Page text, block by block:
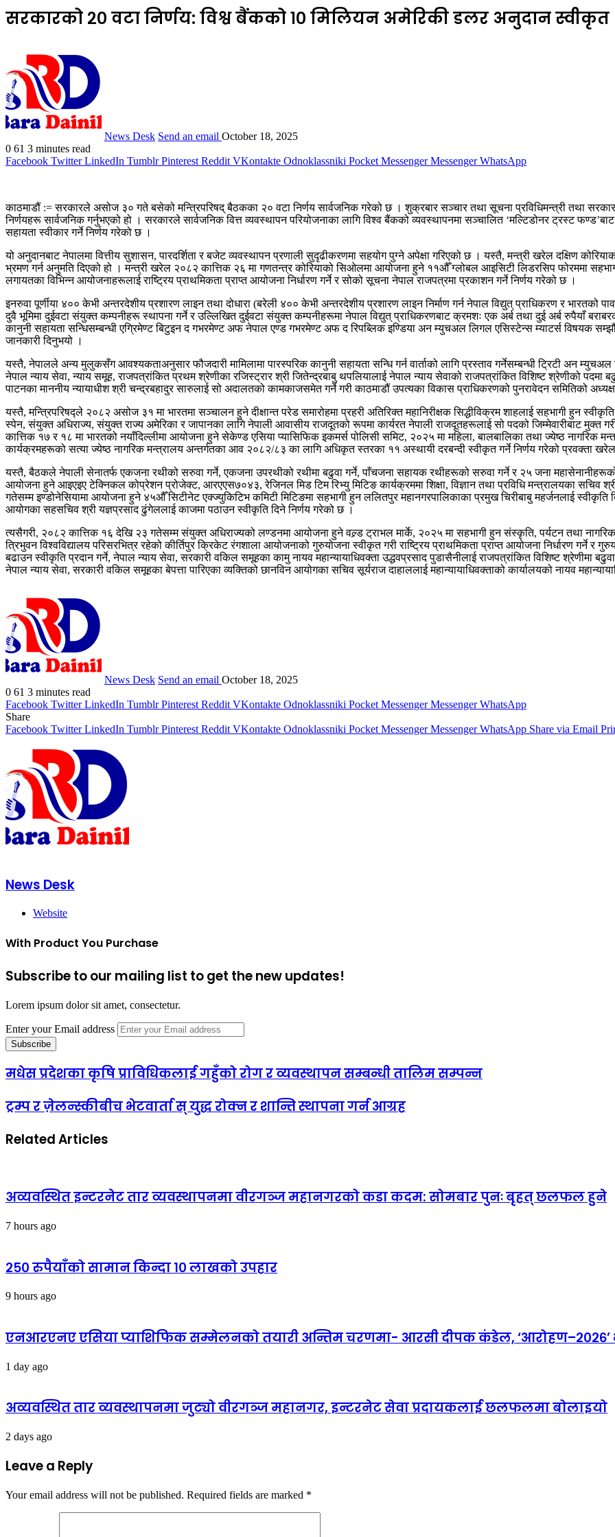
सरकारको २० वटा निर्णय: विश्व बैंकको १० मिलियन अमेरिकी डलर अनुदान स्वीकृत
News Desk Send an email October 18, 2025
0 61 3 minutes read
Facebook Twitter LinkedIn Tumblr Pinterest Reddit VKontakte Odnoklassniki Pocket Messenger Messenger WhatsApp
काठमाडौं := सरकारले असोज ३० गते बसेको मन्त्रिपरिषद् बैठकका २० वटा निर्णय सार्वजनिक गरेको छ । शुक्रबार सञ्चार तथा सूचना प्रविधिमन्त्री तथा
निर्णयहरू सार्वजनिक गर्नुभएको हो । सरकारले सार्वजनिक वित्त व्यवस्थापन परियोजनाका लागि विश्व बैंकको व्यवस्थापनमा सञ्चालित ‘मल्टिडोनर ट्रस्ट
सहायता स्वीकार गर्ने निर्णय गरेको छ ।
यो अनुदानबाट नेपालमा वित्तीय सुशासन, पारदर्शिता र बजेट व्यवस्थापन प्रणाली सुदृढीकरणमा सहयोग पुग्ने अपेक्षा गरिएको छ । यस्तै, मन्त्री खरेल दक्षिण
भ्रमण गर्न अनुमति दिएको हो । मन्त्री खरेल २०८२ कात्तिक २६ मा गणतन्त्र कोरियाको सिओलमा आयोजना हुने ११औँ ग्लोबल आइसिटी लिडरसिप फोरममा
लगायतका विभिन्न आयोजनाहरूलाई राष्ट्रिय प्राथमिकता प्राप्त आयोजना निर्धारण गर्ने र सोको सूचना नेपाल राजपत्रमा प्रकाशन गर्ने निर्णय गरेको छ ।
इनरुवा पूर्णीया ४०० केभी अन्तरदेशीय प्रशारण लाइन तथा दोधारा (बरेली ४०० केभी अन्तरदेशीय प्रशारण लाइन निर्माण गर्न नेपाल विद्युत् प्राधिकरण र भारतको
दुवै भूमिमा दुईवटा संयुक्त कम्पनीहरू स्थापना गर्ने र उल्लिखित दुईवटा संयुक्त कम्पनीहरूमा नेपाल विद्युत् प्राधिकरणबाट क्रमशः एक अर्ब तथा दुई अर्ब रुपैयाँ
कानुनी सहायता सन्धिसम्बन्धी एग्रिमेण्ट बिटुइन द गभरमेण्ट अफ नेपाल एण्ड गभरमेण्ट अफ द रिपब्लिक इण्डिया अन म्युचअल लिगल एसिस्टेन्स म्याटर्स विषयक
जानकारी दिनुभयो ।
यस्तै, नेपालले अन्य मुलुकसँग आवश्यकताअनुसार फौजदारी मामिलामा पारस्परिक कानुनी सहायता सन्धि गर्न वार्ताको लागि प्रस्ताव गर्नेसम्बन्धी ट्रिटी अन
नेपाल न्याय सेवा, न्याय समूह, राजपत्रांकित प्रथम श्रेणीका रजिस्ट्रार श्री जितेन्द्रबाबु थपलियालाई नेपाल न्याय सेवाको राजपत्रांकित विशिष्ट श्रेणीको पदमा
पाटनका माननीय न्यायाधीश श्री चन्द्रबहादुर सारुलाई सो अदालतको कामकाजसमेत गर्ने गरी काठमाडौं उपत्यका विकास प्राधिकरणको पुनरावेदन समितिको
यस्तै, मन्त्रिपरिषद्ले २०८२ असोज ३१ मा भारतमा सञ्चालन हुने दीक्षान्त परेड समारोहमा प्रहरी अतिरिक्त महानिरीक्षक सिद्धीविक्रम शाहलाई सहभागी हुन
स्पेन, संयुक्त अधिराज्य, संयुक्त राज्य अमेरिका र जापानका लागि नेपाली आवासीय राजदूतको रूपमा कार्यरत नेपाली राजदूतहरूलाई सो पदको जिम्मेवारीबाट मुक्त
कात्तिक १७ र १८ मा भारतको नयाँदिल्लीमा आयोजना हुने सेकेण्ड एसिया प्यासिफिक इकमर्स पोलिसी समिट, २०२५ मा महिला, बालबालिका तथा ज्येष्ठ नागरिक
कार्यक्रमहरूको सत्या ज्येष्ठ नागरिक मन्त्रालय अन्तर्गतका आव २०८२/८३ का लागि अधिकृत स्तरका ११ अस्थायी दरबन्दी स्वीकृत गर्ने निर्णय गरेको प्रवक्ता
यस्तै, बैठकले नेपाली सेनातर्फ एकजना रथीको सरुवा गर्ने, एकजना उपरथीको रथीमा बढुवा गर्ने, पाँचजना सहायक रथीहरूको सरुवा गर्ने र २५ जना
आयोजना हुने आइएइए टेक्निकल कोप्रेशन प्रोजेक्ट, आरएएस७०४३, रेजिनल मिड टिम रिभ्यु मिटिङ कार्यक्रममा शिक्षा, विज्ञान तथा प्रविधि मन्त्रालयका सचिव
गतेसम्म इण्डोनेसियामा आयोजना हुने ४५औँ सिटीनेट एक्ज्युकिटिभ कमिटी मिटिङमा सहभागी हुन ललितपुर महानगरपालिकाका प्रमुख चिरीबाबु महर्जनलाई
आयोगका सहसचिव श्री यज्ञप्रसाद ढुंगेललाई काजमा पठाउन स्वीकृति दिने निर्णय गरेको छ ।
त्यसैगरी, २०८२ कात्तिक १६ देखि २३ गतेसम्म संयुक्त अधिराज्यको लण्डनमा आयोजना हुने वल्र्ड ट्राभल मार्के, २०२५ मा सहभागी हुन संस्कृति, पर्यटन तथा
त्रिभुवन विश्वविद्यालय परिसरभित्र रहेको कीर्तिपुर क्रिकेट रंगशाला आयोजनाको गुरुयोजना स्वीकृत गरी राष्ट्रिय प्राथमिकता प्राप्त आयोजना निर्धारण गर्ने र
बढाउन स्वीकृति प्रदान गर्ने, नेपाल न्याय सेवा, सरकारी वकिल समूहका कामु नायव महान्यायाधिवक्ता उद्धवप्रसाद पुडासैनीलाई राजपत्रांकित विशिष्ट श्रेणीमा
नेपाल न्याय सेवा, सरकारी वकिल समूहका बेपत्ता पारिएका व्यक्तिको छानविन आयोगका सचिव सूर्यराज दाहाललाई महान्यायाधिवक्ताको कार्यालयको नायव
News Desk Send an email October 18, 2025
0 61 3 minutes read
Facebook Twitter LinkedIn Tumblr Pinterest Reddit VKontakte Odnoklassniki Pocket Messenger Messenger WhatsApp
Share
Facebook Twitter LinkedIn Tumblr Pinterest Reddit VKontakte Odnoklassniki Pocket Messenger Messenger WhatsApp Share via Email
News Desk
Website
With Product You Purchase
Subscribe to our mailing list to get the new updates!
Lorem ipsum dolor sit amet, consectetur.
Enter your Email address
मधेस प्रदेशका कृषि प्राविधिकलाई गहुँको रोग र व्यवस्थापन सम्बन्धी तालिम सम्पन्न
ट्रम्प र ज़ेलन्स्कीबीच भेटवार्ता स् युद्ध रोक्न र शान्ति स्थापना गर्न आग्रह
Related Articles
अव्यवस्थित इन्टरनेट तार व्यवस्थापनमा वीरगञ्ज महानगरको कडा कदम: सोमबार पुनः बृहत् छलफल हुने
7 hours ago
२५० रुपैयाँको सामान किन्दा १० लाखको उपहार
9 hours ago
एनआरएनए एसिया प्याशिफिक सम्मेलनको तयारी अन्तिम चरणमा- आरसी दीपक कंडेल,
1 day ago
अव्यवस्थित तार व्यवस्थापनमा जुट्यो वीरगञ्ज महानगर, इन्टरनेट सेवा प्रदायकलाई छलफलमा बोलाइयो
2 days ago
Leave a Reply
Your email address will not be published. Required fields are marked *